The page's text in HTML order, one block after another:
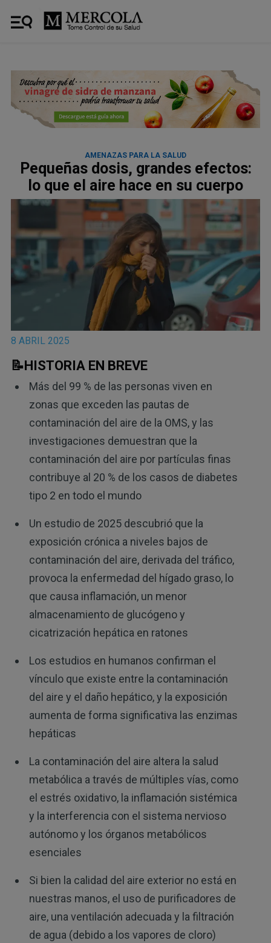
AMENAZAS PARA LA SALUD
Pequeñas dosis, grandes efectos:
lo que el aire hace en su cuerpo
8 ABRIL 2025
📝HISTORIA EN BREVE
Más del 99 % de las personas viven en
zonas que exceden las pautas de
contaminación del aire de la OMS, y las
investigaciones demuestran que la
contaminación del aire por partículas finas
contribuye al 20 % de los casos de diabetes
tipo 2 en todo el mundo
Un estudio de 2025 descubrió que la
exposición crónica a niveles bajos de
contaminación del aire, derivada del tráfico,
provoca la enfermedad del hígado graso, lo
que causa inflamación, un menor
almacenamiento de glucógeno y
cicatrización hepática en ratones
Los estudios en humanos confirman el
vínculo que existe entre la contaminación
del aire y el daño hepático, y la exposición
aumenta de forma significativa las enzimas
hepáticas
La contaminación del aire altera la salud
metabólica a través de múltiples vías, como
el estrés oxidativo, la inflamación sistémica
y la interferencia con el sistema nervioso
autónomo y los órganos metabólicos
esenciales
Si bien la calidad del aire exterior no está en
nuestras manos, el uso de purificadores de
aire, una ventilación adecuada y la filtración
de agua (debido a los vapores de cloro)